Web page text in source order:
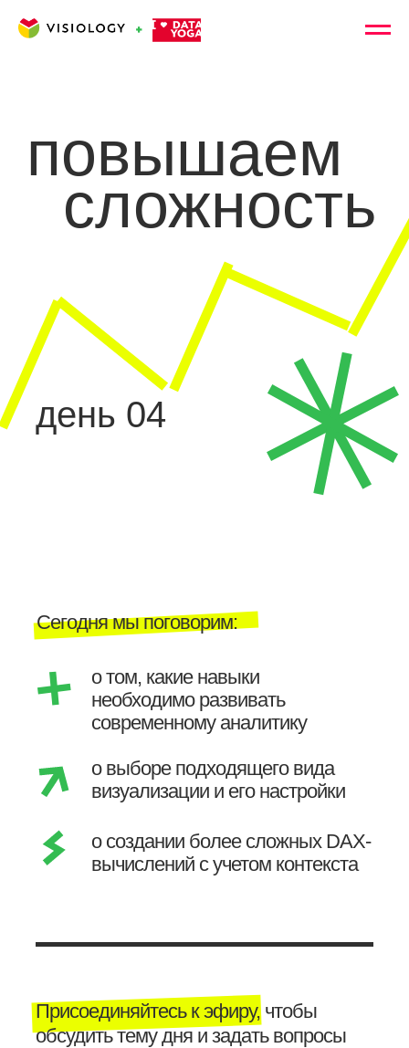
повышаем
сложность
день 04
Сегодня мы поговорим:
о том, какие навыки
необходимо развивать
современному аналитику
о выборе подходящего вида
визуализации и его настройки
о создании более сложных DAX-
вычислений с учетом контекста
Присоединяйтесь к эфиру, чтобы
обсудить тему дня и задать вопросы